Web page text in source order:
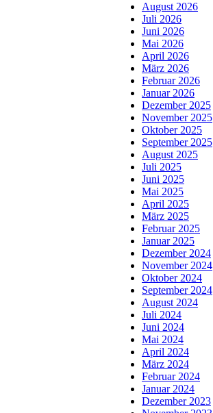
August 2026
Juli 2026
Juni 2026
Mai 2026
April 2026
März 2026
Februar 2026
Januar 2026
Dezember 2025
November 2025
Oktober 2025
September 2025
August 2025
Juli 2025
Juni 2025
Mai 2025
April 2025
März 2025
Februar 2025
Januar 2025
Dezember 2024
November 2024
Oktober 2024
September 2024
August 2024
Juli 2024
Juni 2024
Mai 2024
April 2024
März 2024
Februar 2024
Januar 2024
Dezember 2023